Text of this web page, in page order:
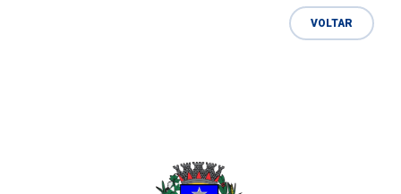
VOLTAR